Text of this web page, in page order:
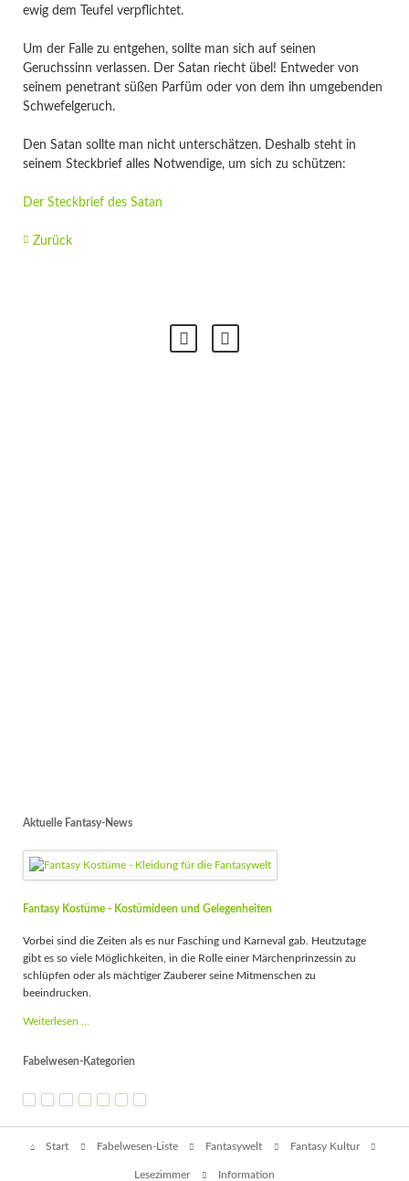
ewig dem Teufel verpflichtet.
Um der Falle zu entgehen, sollte man sich auf seinen
Geruchssinn verlassen. Der Satan riecht übel! Entweder von
seinem penetrant süßen Parfüm oder von dem ihn umgebenden
Schwefelgeruch.
Den Satan sollte man nicht unterschätzen. Deshalb steht in
seinem Steckbrief alles Notwendige, um sich zu schützen:
Der Steckbrief des Satan
Zurück
Aktuelle Fantasy-News
Fantasy Kostüme - Kostümideen und Gelegenheiten
Vorbei sind die Zeiten als es nur Fasching und Karneval gab. Heutzutage
gibt es so viele Möglichkeiten, in die Rolle einer Märchenprinzessin zu
schlüpfen oder als mächtiger Zauberer seine Mitmenschen zu
beeindrucken.
Weiterlesen …
-
Gelegenheiten
Fabelwesen-Kategorien
Start Fabelwesen-Liste Fantasywelt Fantasy Kultur
Lesezimmer Information